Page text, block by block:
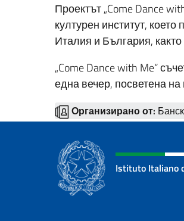
Проектът „Come Dance
културен институт,
Италия и България,
„Come Dance with Me“
една вечер, посветена
Организирано от:
Istituto Italiano